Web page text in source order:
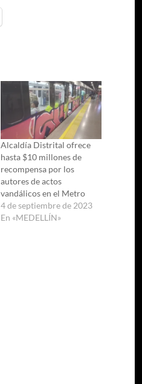
Alcaldía Distrital ofrece
hasta $10 millones de
recompensa por los
autores de actos
vandálicos en el Metro
4 de septiembre de 2023
En «MEDELLÍN»